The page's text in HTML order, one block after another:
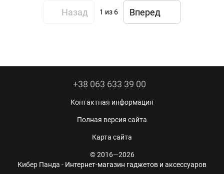
Назад 1 из 6 Вперед
+38 063 633 39 00
Контактная информация
Полная версия сайта
Карта сайта
© 2016—2026
Кибер Панда - Интернет-магазин гаджетов и аксессуаров